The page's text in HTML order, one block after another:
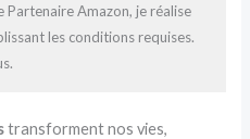
Partenaire Amazon, je réalise
les conditions requises.
transforment nos vies,